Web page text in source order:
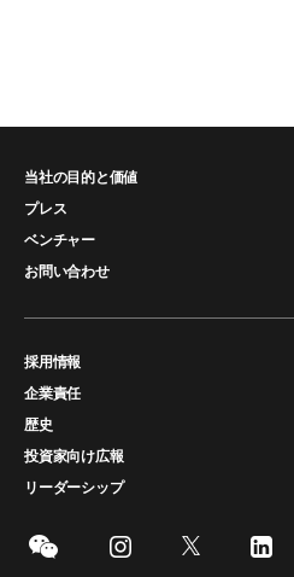
当社の目的と価値
プレス
ベンチャー
お問い合わせ
採用情報
企業責任
歴史
投資家向け広報
リーダーシップ